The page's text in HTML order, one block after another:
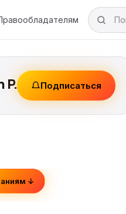
P. Подписаться
↓